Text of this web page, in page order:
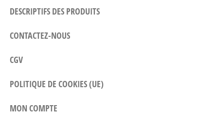
DESCRIPTIFS DES PRODUITS
CONTACTEZ-NOUS
CGV
POLITIQUE DE COOKIES (UE)
MON COMPTE